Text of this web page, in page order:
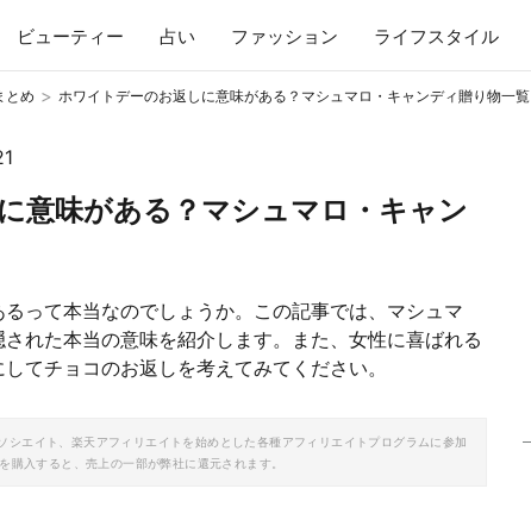
ビューティー 占い ファッション ライフスタイル
とめ > ホワイトデーのお返しに意味がある？マシュマロ・キャンディ贈り物一覧
意味がある？マシュマロ・キャン
って本当なのでしょうか。この記事では、マシュマ
れた本当の意味を紹介します。また、女性に喜ばれる
てチョコのお返しを考えてみてください。
エイト、楽天アフィリエイトを始めとした各種アフィリエイトプログラムに参加
購入すると、売上の一部が弊社に還元されます。